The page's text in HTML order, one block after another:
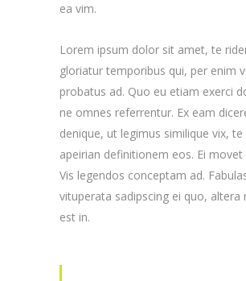
ea vim.
Lorem ipsum dolor sit amet, te
gloriatur temporibus qui, per enim
probatus ad. Quo eu etiam exerci
ne omnes referrentur. Ex eam
denique, ut legimus similique vix, te
apeirian definitionem eos. Ei movet
Vis legendos conceptam ad.
vituperata sadipscing ei quo, altera
est in.